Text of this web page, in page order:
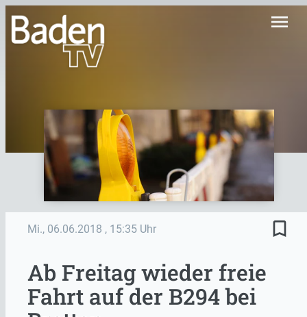
menu
Mi., 06.06.2018 , 15:35 Uhr bookmark_border
Ab Freitag wieder freie
Fahrt auf der B294 bei